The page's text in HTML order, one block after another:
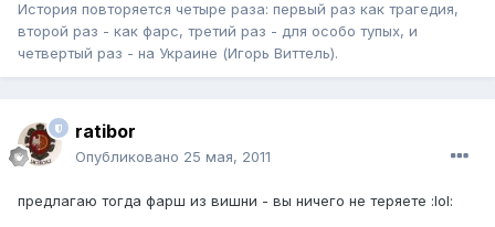
История повторяется четыре раза: первый раз как трагедия,
второй раз - как фарс, третий раз - для особо тупых, и
четвертый раз - на Украине (Игорь Виттель).
ratibor
Опубликовано 25 мая, 2011
предлагаю тогда фарш из вишни - вы ничего не теряете :lol: